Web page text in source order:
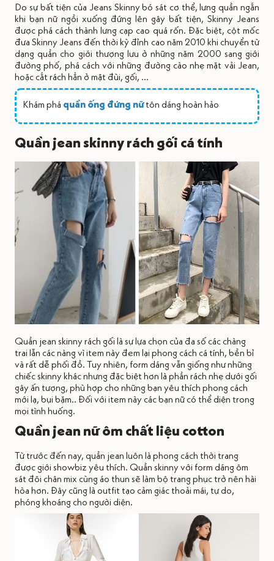
Do sự bất tiện của Jeans Skinny bó sát cơ thể, lưng quần ngắn
khi bạn nữ ngồi xuống đứng lên gây bất tiện, Skinny Jeans
được phá cách thành lưng cạp cao quá rốn. Đặc biệt, cột mốc
đưa Skinny Jeans đến thời kỳ đỉnh cao năm 2010 khi chuyển từ
dạng quần cho giới thượng lưu ở những năm 2000 sang giới
đường phố, phá cách với những đường cào nhẹ mặt vải Jean,
hoặc cắt rách hẳn ở mặt đùi, gối, …
Khám phá quần ống đứng nữtôn dáng hoàn hảo
Quần jean skinny rách gối cá tính
Quần jean skinny rách gối là sự lựa chọn của đa số các chàng
trai lẫn các nàng vì item này đem lại phong cách cá tính, bền bỉ
và rất dễ phối đồ. Tuy nhiên, form dáng vẫn giống như những
chiếc skinny khác nhưng đặc biệt hơn là phần rách nhẹ dưới gối
gây ấn tượng, phù hợp cho những bạn yêu thích phong cách
mới lạ, bụi bặm.. Đối với item này các bạn nữ có thể diện trong
mọi tình huống.
Quần jean nữ ôm chất liệu cotton
Từ trước đến nay, quần jean luôn là phong cách thời trang
được giới showbiz yêu thích. Quần skinny với form dáng ôm
sát đôi chân mix cùng áo thun sẽ làm bộ trang phục trở nên hài
hòa hơn. Đây cũng là outfit tạo cảm giác thoải mái, tự do,
phóng khoáng cho người diện.